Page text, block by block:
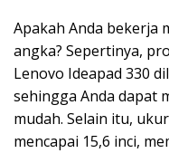
Apakah Anda bekerja
angka? Sepertinya,
Lenovo Ideapad 330
sehingga Anda dapat
mudah. Selain itu,
mencapai 15,6 inci,